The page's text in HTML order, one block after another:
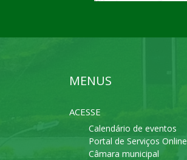
MENUS
ACESSE
Calendário de eventos
Portal de Serviços Online
Câmara municipal